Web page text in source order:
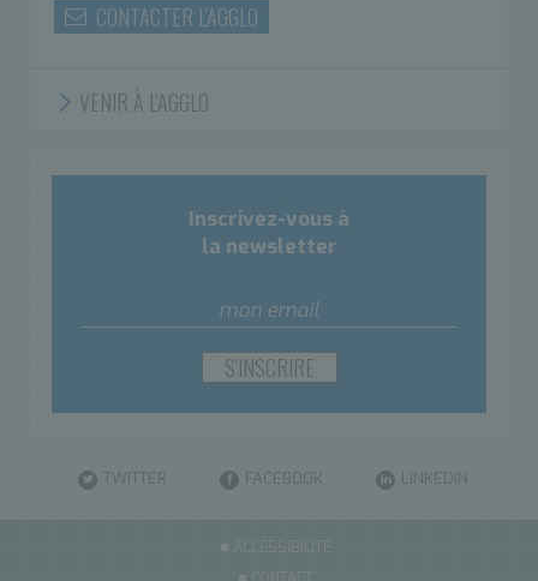
CONTACTER L'AGGLO
VENIR À L'AGGLO
Inscrivez-vous à
la newsletter
TWITTER FACEBOOK LINKEDIN
ACCESSIBILITÉ